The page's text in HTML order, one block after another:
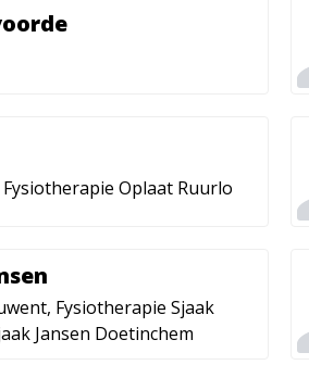
Oplaat Ruurlo
Fysiotherapie Sjaak
Jansen Doetinchem